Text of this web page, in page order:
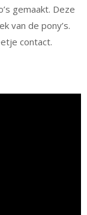
gemaakt. Deze
van de pony’s.
contact.